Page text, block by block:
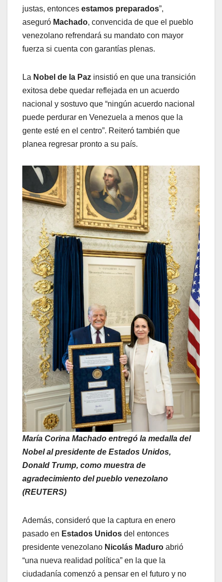
justas, entonces estamos preparados”,
aseguró Machado, convencida de que el pueblo
venezolano refrendará su mandato con mayor
fuerza si cuenta con garantías plenas.
La Nobel de la Paz insistió en que una transición
exitosa debe quedar reflejada en un acuerdo
nacional y sostuvo que “ningún acuerdo nacional
puede perdurar en Venezuela a menos que la
gente esté en el centro”. Reiteró también que
planea regresar pronto a su país.
María Corina Machado entregó la medalla del
Nobel al presidente de Estados Unidos,
Donald Trump, como muestra de
agradecimiento del pueblo venezolano
(REUTERS)
Además, consideró que la captura en enero
pasado en Estados Unidos del entonces
presidente venezolano Nicolás Maduro abrió
“una nueva realidad política” en la que la
ciudadanía comenzó a pensar en el futuro y no